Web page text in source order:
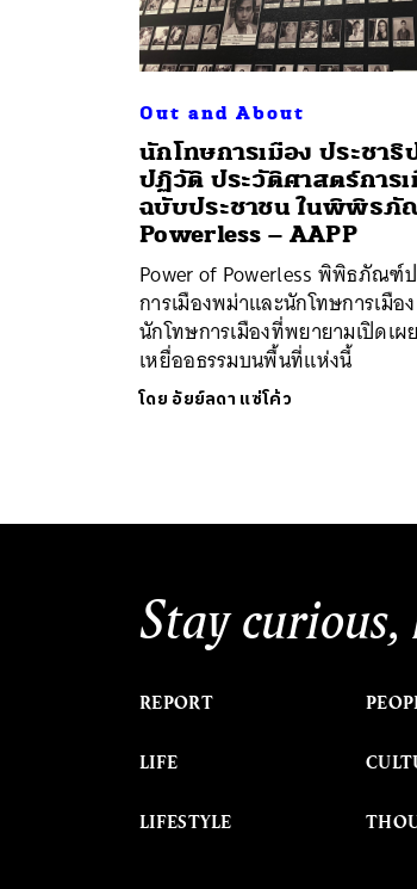
Out and About
นักโทษการเมือง ประชาธิ
ปฏิวัติ ประวัติศาสตร์การเ
ฉบับประชาชน ในพิพิธภั
Powerless – AAPP
Power of Powerless พิพิธภัณฑ์
การเมืองพม่าและนักโทษการเมือ
นักโทษการเมืองที่พยายามเปิดเผ
เหยื่ออธรรมบนพื้นที่แห่งนี้
โดย อัยย์ลดา แซ่โค้ว
Stay curious,
REPORT
LIFE
LIFESTYLE